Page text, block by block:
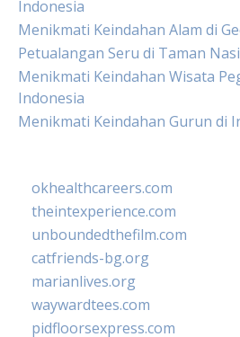
Indonesia
Menikmati Keindahan Alam di
Petualangan Seru di Taman
Menikmati Keindahan Wisata
Indonesia
Menikmati Keindahan Gurun di
okhealthcareers.com
theintexperience.com
unboundedthefilm.com
catfriends-bg.org
marianlives.org
waywardtees.com
pidfloorsexpress.com